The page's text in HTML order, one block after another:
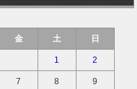
金 土 日
1 2
7 8 9